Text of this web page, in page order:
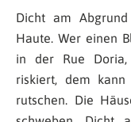
Dicht am
Haute. Wer einen
in der Rue Doria,
riskiert, dem
rutschen. Die